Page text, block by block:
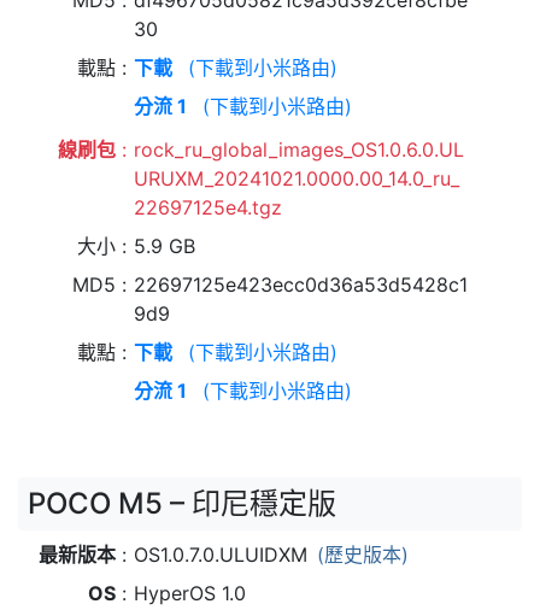
30
載點
下載
(下載到小米路由)
分流 1
(下載到小米路由)
線刷包
rock_ru_global_images_OS1.0.6.0.UL
URUXM_20241021.0000.00_14.0_ru_
22697125e4.tgz
大小
5.9 GB
MD5
22697125e423ecc0d36a53d5428c1
9d9
載點
下載
(下載到小米路由)
分流 1
(下載到小米路由)
POCO M5 – 印尼穩定版
最新版本 OS1.0.7.0.ULUIDXM (歷史版本)
OS
HyperOS 1.0